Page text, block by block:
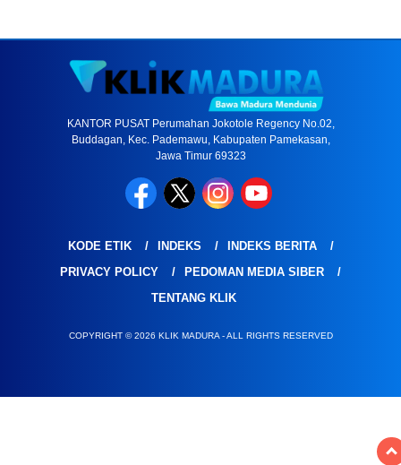
KANTOR PUSAT Perumahan Jokotole Regency No.02,
Buddagan, Kec. Pademawu, Kabupaten Pamekasan,
Jawa Timur 69323
KODE ETIK INDEKS
INDEKS BERITA
PRIVACY POLICY
PEDOMAN MEDIA SIBER
TENTANG KLIK
COPYRIGHT © 2026 KLIK MADURA - ALL RIGHTS RESERVED